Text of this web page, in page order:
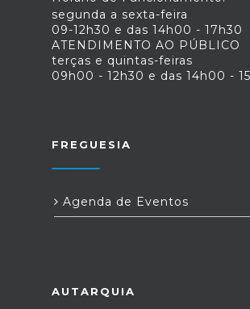
segunda a sexta-feira
09-12h30 e das 14h00 - 17h30
ATENDIMENTO AO PÚBLICO
terças e quintas-feiras
09h00 - 12h30 e das 14h00 -
FREGUESIA
Agenda de Eventos
AUTARQUIA